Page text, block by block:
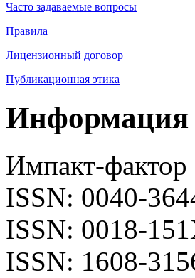
Часто задаваемые вопросы
Правила
Лицензионный договор
Публикационная этика
Информация
Импакт-фактор
ISSN: 0040-
ISSN: 0018-
ISSN: 1608-